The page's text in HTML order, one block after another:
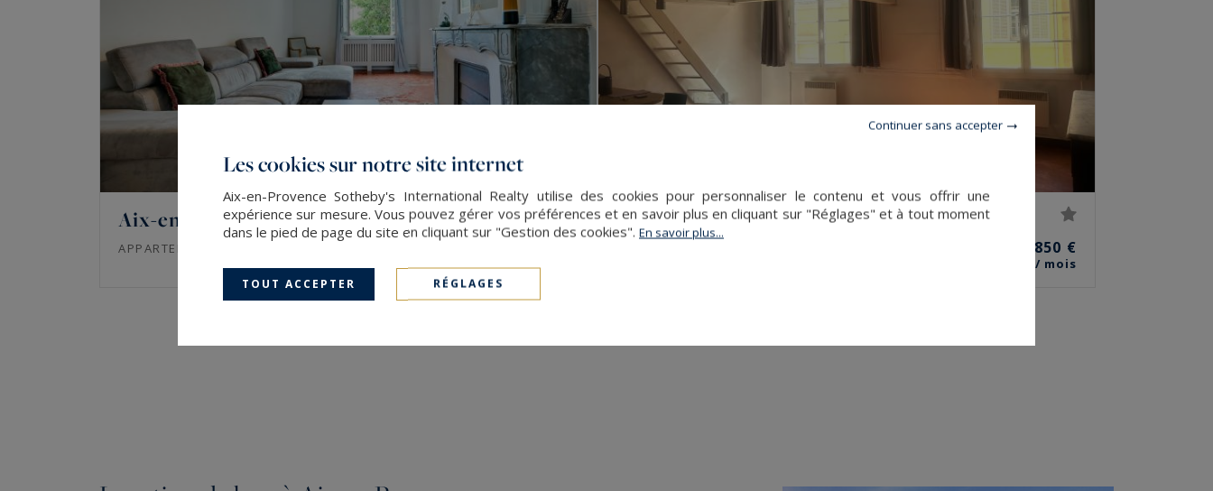
Aix-en-Provence
APPARTEMENT
Aix-en-Provence
850 €
/ mois
Les cookies sur notre site internet
Aix-en-Provence Sotheby's International Realty utilise des cookies pour personnaliser le contenu et vous offrir une
expérience sur mesure. Vous pouvez gérer vos préférences et en savoir plus en cliquant sur "Réglages" et à tout moment
dans le pied de page du site en cliquant sur "Gestion des cookies". En savoir plus...
TOUT ACCEPTER RÉGLAGES
Continuer sans accepter